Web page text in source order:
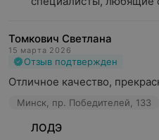
Томкович Светлана
15 марта 2026
Отзыв подтвержден
Отличное качество,
Минск, пр. Победителей, 133
ЛОДЭ